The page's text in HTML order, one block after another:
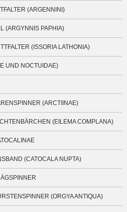
(ARGENNINI)
(ARGYNNIS PAPHIA)
(ISSORIA LATHONIA)
UND NOCTUIDAE)
(ARCTIINAE)
(EILEMA COMPLANA)
(CATOCALA NUPTA)
(ORGYA ANTIQUA)